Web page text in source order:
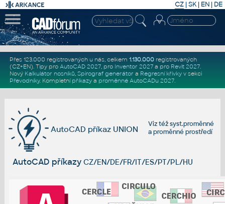
CZ | SK| EN | DE
Přes 123.000 registrovaných u nás, celkem 1.130.000registrovaných
(CZ+EN). Tipy pro AutoCAD 2027, pro Inventor 2027a pro Revit 2027.
Nový Kalkulátor nosníků, Spirograf generátor a Regresní křivkyv sekci
Převodníky. Kompletní příkazya proměnné AutoCADu 2027.
Viz téžsyst.proměnné
aproměnné prostředí
AutoCAD příkaz UNION
AutoCAD příkazy CZ/EN/DE/FR/IT/ES/PT/PL/HU